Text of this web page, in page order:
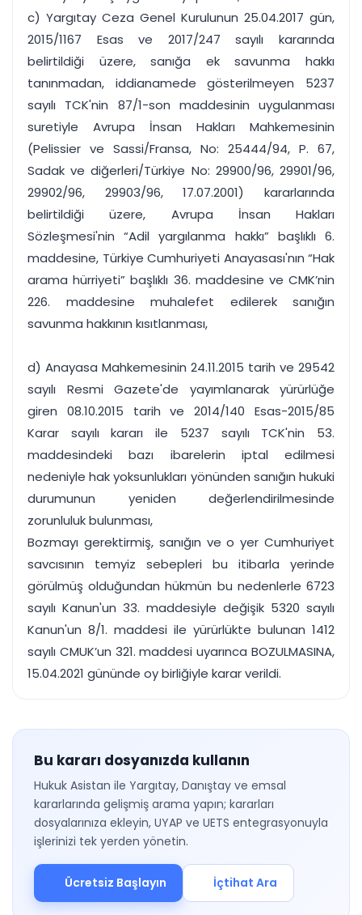
c) Yargıtay Ceza Genel Kurulunun 25.04.2017 gün,
2015/1167 Esas ve 2017/247 sayılı kararında
belirtildiği üzere, sanığa ek savunma hakkı
tanınmadan, iddianamede gösterilmeyen 5237
sayılı TCK'nin 87/1-son maddesinin uygulanması
suretiyle Avrupa İnsan Hakları Mahkemesinin
(Pelissier ve Sassi/Fransa, No: 25444/94, P. 67,
Sadak ve diğerleri/Türkiye No: 29900/96, 29901/96,
29902/96, 29903/96, 17.07.2001) kararlarında
belirtildiği üzere, Avrupa İnsan Hakları
Sözleşmesi'nin “Adil yargılanma hakkı” başlıklı 6.
maddesine, Türkiye Cumhuriyeti Anayasası'nın “Hak
arama hürriyeti” başlıklı 36. maddesine ve CMK’nin
226. maddesine muhalefet edilerek sanığın
savunma hakkının kısıtlanması,
d) Anayasa Mahkemesinin 24.11.2015 tarih ve 29542
sayılı Resmi Gazete'de yayımlanarak yürürlüğe
giren 08.10.2015 tarih ve 2014/140 Esas-2015/85
Karar sayılı kararı ile 5237 sayılı TCK'nin 53.
maddesindeki bazı ibarelerin iptal edilmesi
nedeniyle hak yoksunlukları yönünden sanığın hukuki
durumunun yeniden değerlendirilmesinde
zorunluluk bulunması,
Bozmayı gerektirmiş, sanığın ve o yer Cumhuriyet
savcısının temyiz sebepleri bu itibarla yerinde
görülmüş olduğundan hükmün bu nedenlerle 6723
sayılı Kanun'un 33. maddesiyle değişik 5320 sayılı
Kanun'un 8/1. maddesi ile yürürlükte bulunan 1412
sayılı CMUK’un 321. maddesi uyarınca BOZULMASINA,
15.04.2021 gününde oy birliğiyle karar verildi.
Bu kararı dosyanızda kullanın
Hukuk Asistan ile Yargıtay, Danıştay ve emsal
kararlarında gelişmiş arama yapın; kararları
dosyalarınıza ekleyin, UYAP ve UETS entegrasyonuyla
işlerinizi tek yerden yönetin.
Ücretsiz Başlayın İçtihat Ara